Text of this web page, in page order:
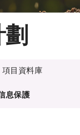
劃
項目資料庫
息保護